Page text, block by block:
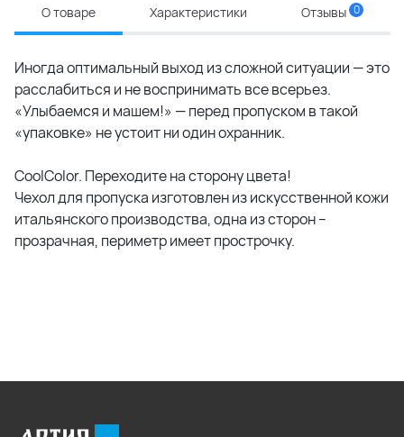
О товаре Характеристики Отзывы 0
Иногда оптимальный выход из сложной ситуации — это
расслабиться и не воспринимать все всерьез.
«Улыбаемся и машем!» — перед пропуском в такой
«упаковке» не устоит ни один охранник.
CoolColor. Переходите на сторону цвета!
Чехол для пропуска изготовлен из искусственной кожи
итальянского производства, одна из сторон –
прозрачная, периметр имеет прострочку.